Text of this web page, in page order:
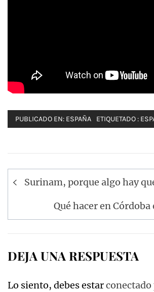
PUBLICADO EN: ESPAÑA ETIQUETADO :
Navegación
entradas
Surinam, porque algo hay
Qué hacer en Córdoba
DEJA UNA RESPUESTA
Lo siento, debes estarconectado